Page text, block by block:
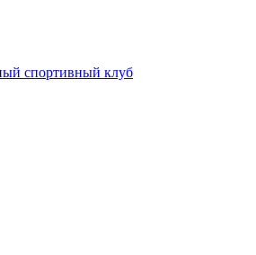
спортивный клуб